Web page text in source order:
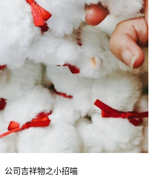
公司吉祥物之小招喵